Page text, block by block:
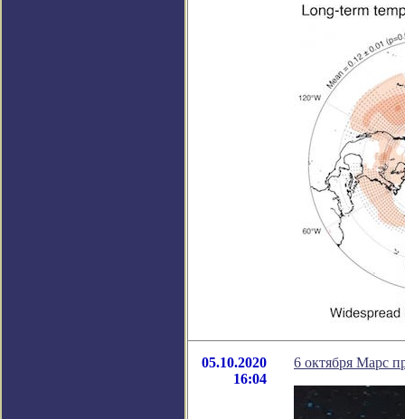
05.10.2020
16:04
6 октября Марс